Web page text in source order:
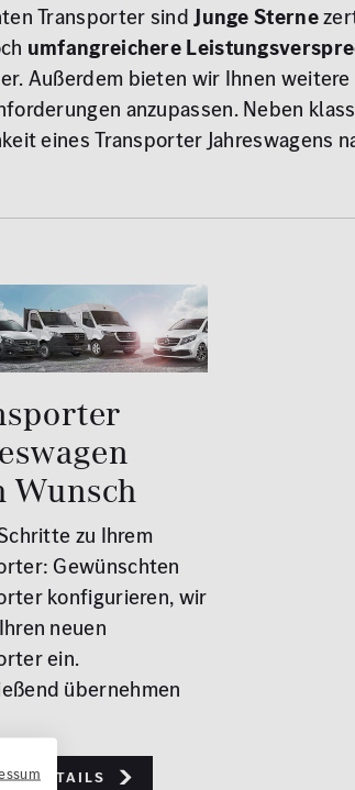
Transporter sindJunge Sterne
umfangreichere
Außerdem bieten wir Ihnen
anzupassen. Neben
eines Transporter Jahreswagens
Wunsch
zu Ihrem
Gewünschten
konfigurieren, wir
neuen
ein.
übernehmen
Details